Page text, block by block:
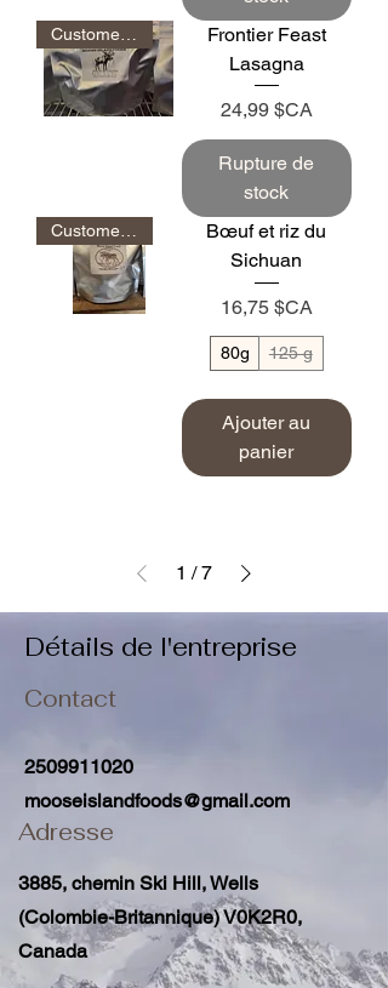
Frontier Feast
Lasagna
Prix
24,99 $CA
Rupture de
stock
Customer Favorite
Bœuf et riz du
Sichuan
Prix
16,75 $CA
80g 125 g
Ajouter au
panier
1 / 7
Détails de l'entreprise
Contact
2509911020
mooseislandfoods@gmail.com
Adresse
3885, chemin Ski Hill, Wells
(Colombie-Britannique) V0K2R0,
Canada